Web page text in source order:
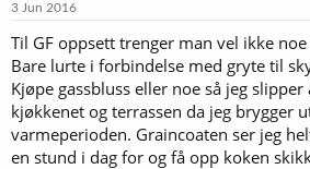
3 Jun 2016
Til GF oppsett trenger man vel ikke
Bare lurte i forbindelse med gryte til
Kjøpe gassbluss eller noe så jeg
kjøkkenet og terrassen da jeg brygger
varmeperioden. Graincoaten ser jeg
en stund i dag for og få opp koken